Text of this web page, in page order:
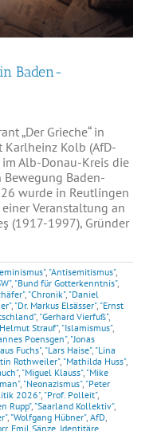
Baden-
„Der Grieche“ in
Karlheinz Kolb (AfD-
Alb-Donau-Kreis die
Bewegung Baden-
wurde in Reutlingen
Veranstaltung an
(1917-1997), Gründer
, "Antisemitismus",
, "Bund für Gotterkenntnis",
, "Chronik", "Daniel
, "Dr. Markus Elsässer", "Ernst
, "Gerhard Vierfuß",
Strauf", "Islamismus",
Poensgen", "Jonas
Fuchs", "Lars Haise", "Lina
Rothweiler", "Mathilda Huss",
, "Miguel Klauss", "Mike
, "Neonazismus", "Peter
2026", "Prof. Polleit",
Rupp", "Saarland Kollektiv",
, "Wolfgang Hübner", AfD,
, Emil Sänze, Identitäre